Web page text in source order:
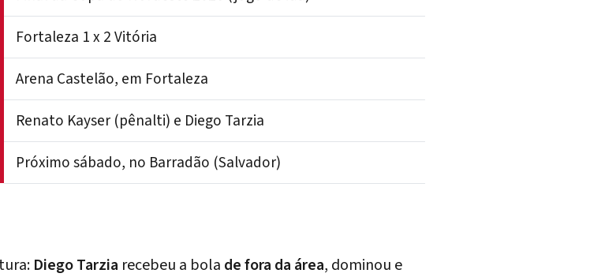
Fortaleza 1 x 2 Vitória
Arena Castelão, em Fortaleza
Renato Kayser (pênalti) e Diego Tarzia
Próximo sábado, no Barradão (Salvador)
Diego Tarzia recebeu a bola de fora da área, dominou e